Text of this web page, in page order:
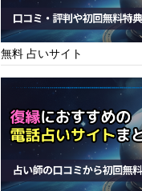
無料 占いサイト